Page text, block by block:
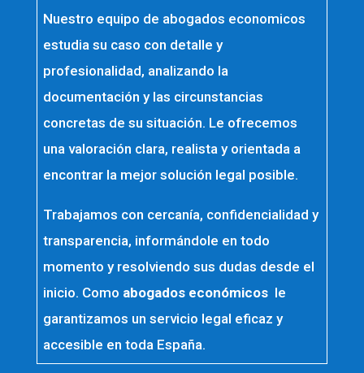
Nuestro equipo de abogados economicos
estudia su caso con detalle y
profesionalidad, analizando la
documentación y las circunstancias
concretas de su situación. Le ofrecemos
una valoración clara, realista y orientada a
encontrar la mejor solución legal posible.
Trabajamos con cercanía, confidencialidad y
transparencia, informándole en todo
momento y resolviendo sus dudas desde el
inicio. Como abogados económicos le
garantizamos un servicio legal eficaz y
accesible en toda España.